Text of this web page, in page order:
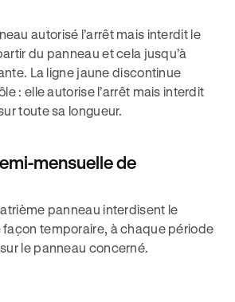
autorisé l’arrêt mais interdit le
du panneau et cela jusqu’à
La ligne jaune discontinue
: elle autorise l’arrêt mais interdit
toute sa longueur.
mensuelle de
panneau interdisent le
temporaire, à chaque période
le panneau concerné.